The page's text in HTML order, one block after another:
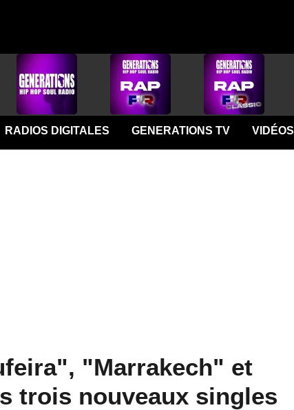
RADIOS DIGITALES GENERATIONS TV VIDÉOS
"Marrakech" et
trois nouveaux singles